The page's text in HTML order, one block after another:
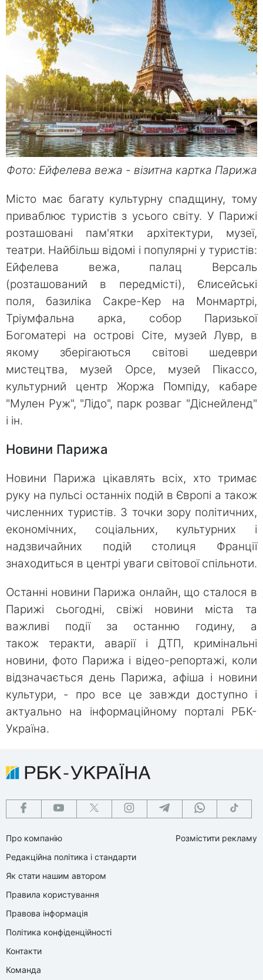
Фото: Ейфелева вежа - візитна картка Парижа
Місто має багату культурну спадщину, тому
приваблює туристів з усього світу. У Парижі
розташовані пам'ятки архітектури, музеї,
театри. Найбільш відомі і популярні у туристів:
Ейфелева вежа, палац Версаль
(розташований в передмісті), Єлисейські
поля, базиліка Сакре-Кер на Монмартрі,
Тріумфальна арка, собор Паризької
Богоматері на острові Сіте, музей Лувр, в
якому зберігаються світові шедеври
мистецтва, музей Орсе, музей Пікассо,
культурний центр Жоржа Помпіду, кабаре
"Мулен Руж", "Лідо", парк розваг "Діснейленд"
і ін.
Новини Парижа
Новини Парижа цікавлять всіх, хто тримає
руку на пульсі останніх подій в Європі а також
численних туристів. З точки зору політичних,
економічних, соціальних, культурних і
надзвичайних подій столиця Франції
знаходиться в центрі уваги світової спільноти.
Останні новини Парижа онлайн, що сталося в
Парижі сьогодні, свіжі новини міста та
важливі події за останню годину, а
також теракти, аварії і ДТП, кримінальні
новини, фото Парижа і відео-репортажі, коли
відзначається день Парижа, афіша і новини
культури, - про все це завжди доступно і
актуально на інформаційному порталі РБК-
Україна.
Про компанію
Редакційна політика і стандарти
Як стати нашим автором
Правила користування
Правова інформація
Політика конфіденційності
Контакти
Команда
Розмістити рекламу